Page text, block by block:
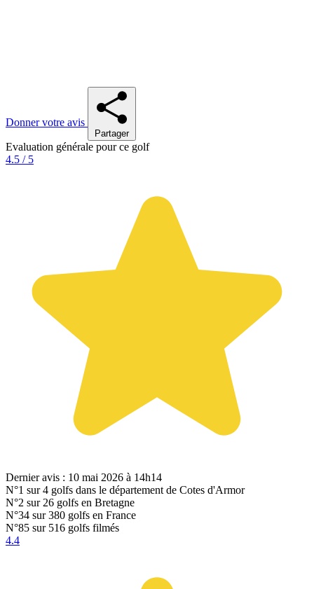
Donner votre avis
Partager
Evaluation générale pour ce golf
4.5 / 5
Dernier avis : 10 mai 2026 à 14h14
N°1 sur 4 golfs dans le département de Cotes d'Armor
N°2 sur 26 golfs en Bretagne
N°34 sur 380 golfs en France
N°85 sur 516 golfs filmés
4.4